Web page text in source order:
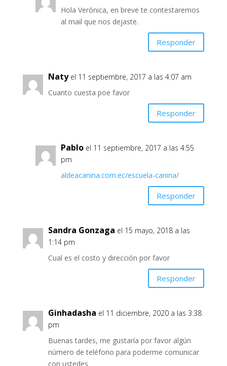
Hola Verónica, en breve te contestaremos
al mail que nos dejaste.
Responder
Naty el 11 septiembre, 2017 a las 4:07 am
Cuanto cuesta poe favor
Responder
Pablo el 11 septiembre, 2017 a las 4:55
pm
aldeacanina.com.ec/escuela-canina/
Responder
Sandra Gonzaga el 15 mayo, 2018 a las
1:14 pm
Cual es el costo y dirección por favor
Responder
Ginhadasha el 11 diciembre, 2020 a las 3:38
pm
Buenas tardes, me gustaría por favor algún
número de teléfono para poderme comunicar
con ustedes